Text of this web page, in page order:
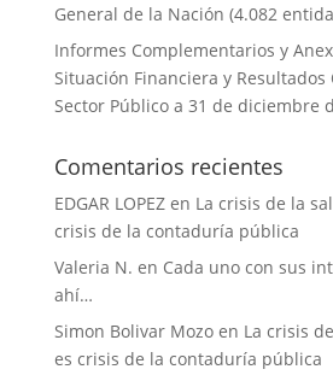
General de la Nación (4.082
Informes Complementarios y
Situación Financiera y Resultados
Sector Público a 31 de diciembre
Comentarios recientes
EDGAR LOPEZen La crisis de la
crisis de la contaduría pública
Valeria N. en Cada uno con sus
ahí…
Simon Bolivar Mozoen La crisis
es crisis de la contaduría pública